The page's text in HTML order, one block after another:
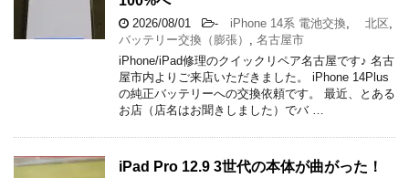
2026/08/01 - iPhone 14系 電池交換 北区
バッテリー交換（膨張）
名古屋市
iPhone/iPad修理のクイックリペア名古屋です♪ 名古
屋市内よりご来店いただきました。 iPhone 14Plus
の純正バッテリーへの交換依頼です。 最近、とある
お店（店名はお聞きしました）でバ …
iPad Pro 12.9 3世代の本体が曲がった！